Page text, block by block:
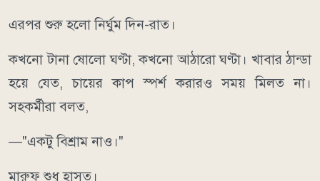
এরপর শুরু হলো নির্ঘুম দিন-রাত।
কখনো টানা ষোলো ঘণ্টা, কখনো আঠারো ঘণ্টা। খাবার ঠান্ডা
হয়ে যেত, চায়ের কাপ স্পর্শ করারও সময় মিলত না।
সহকর্মীরা বলত,
—"একটু বিশ্রাম নাও।"
মারুফ শুধু হাসত।